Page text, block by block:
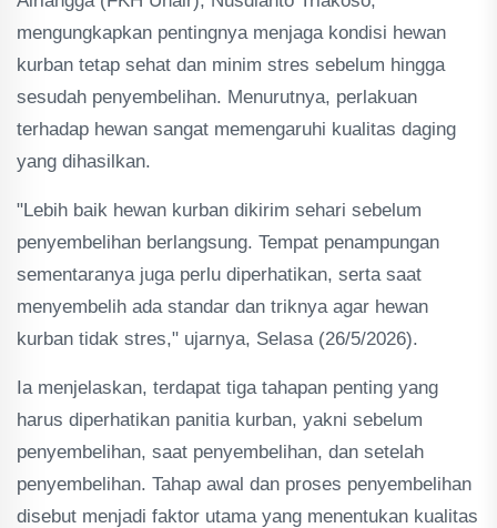
mengungkapkan pentingnya menjaga kondisi hewan
kurban tetap sehat dan minim stres sebelum hingga
sesudah penyembelihan. Menurutnya, perlakuan
terhadap hewan sangat memengaruhi kualitas daging
yang dihasilkan.
"Lebih baik hewan kurban dikirim sehari sebelum
penyembelihan berlangsung. Tempat penampungan
sementaranya juga perlu diperhatikan, serta saat
menyembelih ada standar dan triknya agar hewan
kurban tidak stres," ujarnya, Selasa (26/5/2026).
Ia menjelaskan, terdapat tiga tahapan penting yang
harus diperhatikan panitia kurban, yakni sebelum
penyembelihan, saat penyembelihan, dan setelah
penyembelihan. Tahap awal dan proses penyembelihan
disebut menjadi faktor utama yang menentukan kualitas